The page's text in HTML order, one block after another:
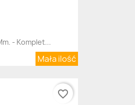
- Komplet...
Mała ilość
favorite_border